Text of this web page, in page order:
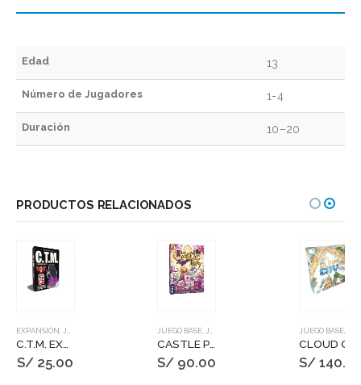
Edad 13
Número de Jugadores 1-4
Duración 10–20
PRODUCTOS RELACIONADOS
EXPANSIÓN JUEGOS DE MESA
S/ 25.00
JUEGO BASE JUEGOS DE MESA
S/ 90.00
JUEGO BASE,
S/